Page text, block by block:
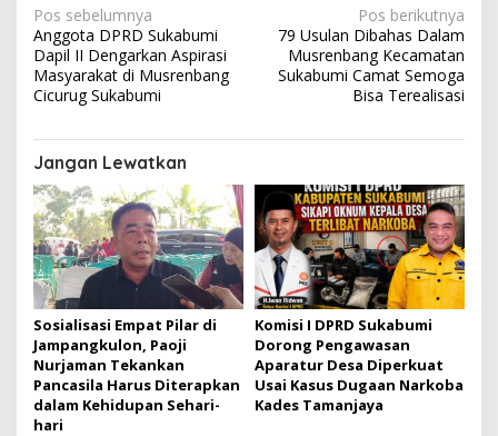
N
a
v
i
g
a
s
i
p
o
s
Pos sebelumnya
Anggota DPRD Sukabumi
Dapil II Dengarkan Aspirasi
Masyarakat di Musrenbang
Cicurug Sukabumi
Pos berikutnya
79 Usulan Dibahas Dalam
Musrenbang Kecamatan
Sukabumi Camat Semoga
Bisa Terealisasi
Jangan Lewatkan
Sosialisasi Empat Pilar di
Jampangkulon, Paoji
Nurjaman Tekankan
Pancasila Harus Diterapkan
dalam Kehidupan Sehari-
hari
Komisi I DPRD Sukabumi
Dorong Pengawasan
Aparatur Desa Diperkuat
Usai Kasus Dugaan Narkoba
Kades Tamanjaya